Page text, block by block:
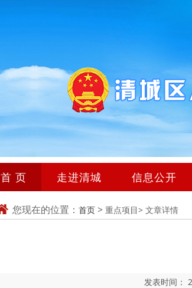
首 页 走进清城 信息公开
您现在的位置： 首页 > 重点项目> 文章详情
发表时间：